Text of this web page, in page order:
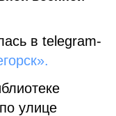
в telegram-
улице